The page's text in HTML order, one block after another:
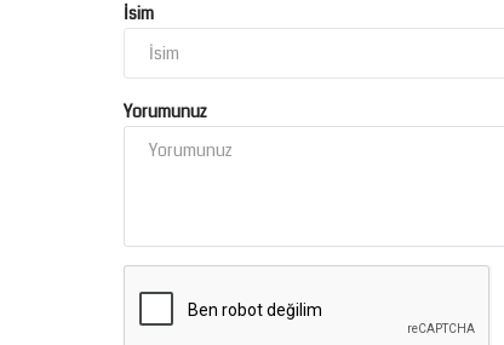
İsim
Yorumunuz
Şanlıurfa Bilim Merkezi’nde
Şanlıurfa Büyükşehir Belediyesi ve TÜBİTAK